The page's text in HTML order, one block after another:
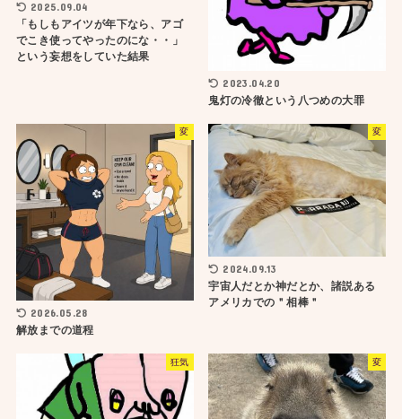
2025.09.04
「もしもアイツが年下なら、アゴ
でこき使ってやったのにな・・」
という妄想をしていた結果
2023.04.20
鬼灯の冷徹という八つめの大罪
変
2026.05.28
解放までの道程
変
2024.09.13
宇宙人だとか神だとか、諸説ある
アメリカでの＂相棒＂
狂気 変